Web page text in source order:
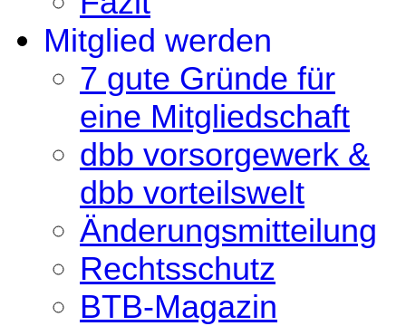
Mitglied werden
7 gute Gründe für
eine Mitgliedschaft
dbb vorsorgewerk &
dbb vorteilswelt
Änderungsmitteilung
Rechtsschutz
BTB-Magazin